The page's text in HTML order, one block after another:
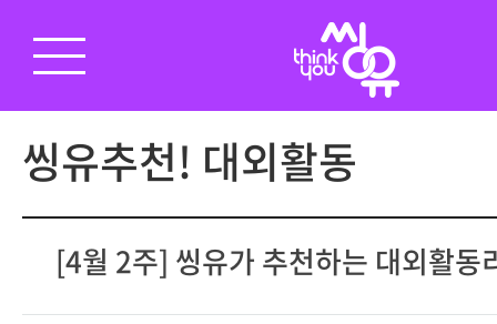
씽유추천! 대외활동
[4월 2주] 씽유가 추천하는 대외활동